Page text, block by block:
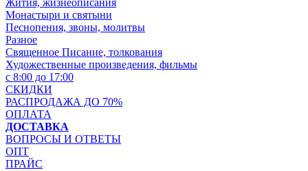
Жития, жизнеописания
Монастыри и святыни
Песнопения, звоны, молитвы
Разное
Священное Писание, толкования
Художественные произведения, фильмы
с 8:00 до 17:00
СКИДКИ
РАСПРОДАЖА ДО 70%
ОПЛАТА
ДОСТАВКА
ВОПРОСЫ И ОТВЕТЫ
ОПТ
ПРАЙС